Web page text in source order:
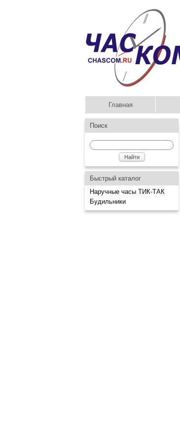
Главная
Поиск
Быстрый каталог
Наручные часы ТИК-ТАК
Будильники